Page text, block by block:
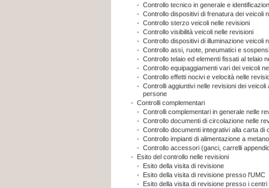
- Controllo tecnico in generale e
- Controllo dispositivi di frenatura dei veicoli
- Controllo sterzo veicoli nelle revisioni
- Controllo visibilità veicoli nelle revisioni
- Controllo dispositivi di illuminazione veicoli
- Controllo assi, ruote, pneumatici e
- Controllo telaio ed elementi fissati al telaio
- Controllo equipaggiamenti vari dei veicoli
- Controllo effetti nocivi e velocità nelle
- Controlli aggiuntivi nelle revisioni dei
persone
- Controlli complementari
- Controlli complementari in generale nelle
- Controllo documenti di circolazione nelle
- Controllo documenti integrativi alla carta di
- Controllo impianti di alimentazione a
- Controllo accessori (ganci, carrelli
- Esito del controllo nelle revisioni
- Esito della visita di revisione
- Esito della visita di revisione presso l'UMC
- Esito della visita di revisione presso i